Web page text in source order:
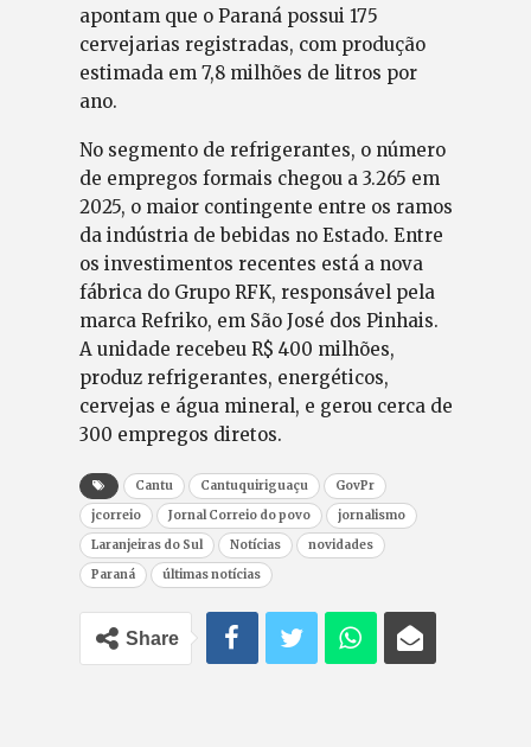
apontam que o Paraná possui 175
cervejarias registradas, com produção
estimada em 7,8 milhões de litros por
ano.
No segmento de refrigerantes, o número
de empregos formais chegou a 3.265 em
2025, o maior contingente entre os ramos
da indústria de bebidas no Estado. Entre
os investimentos recentes está a nova
fábrica do Grupo RFK, responsável pela
marca Refriko, em São José dos Pinhais.
A unidade recebeu R$ 400 milhões,
produz refrigerantes, energéticos,
cervejas e água mineral, e gerou cerca de
300 empregos diretos.
Cantu Cantuquiriguaçu
GovPr
jcorreio
Jornal Correio do povo
jornalismo
Laranjeiras do Sul
Notícias
novidades
Paraná
últimas notícias
Share